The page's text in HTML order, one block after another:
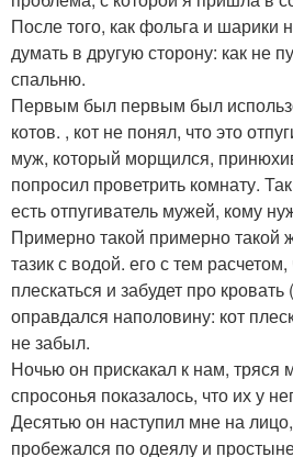
После того, как фольга и шарики
думать в другую сторону: как не
спальню.
Первым был первым был
котов. , кот не понял, что это
муж, который морщился,
попросил проветрить комнату.
есть отпугиватель мужей, кому
Примерно такой примерно такой
тазик с водой. его с тем расчетом,
плескаться и забудет про
оправдался наполовину: кот
не забыл.
Ночью он прискакал к нам,
спросонья показалось, что их у
Десятью он наступил мне на
пробежался по одеялу и